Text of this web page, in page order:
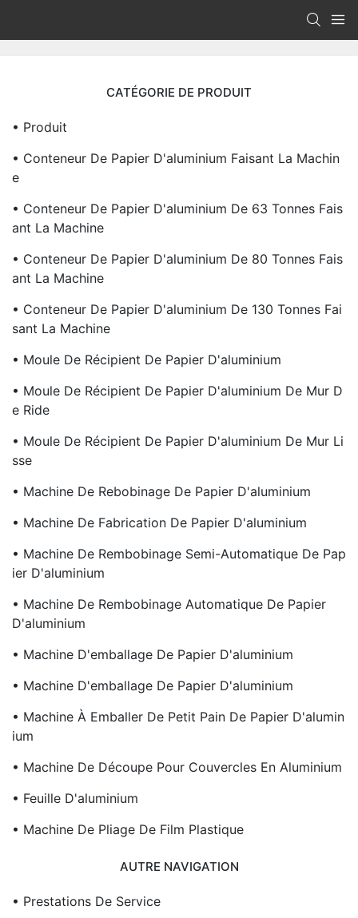
CATÉGORIE DE PRODUIT
• Produit
• Conteneur De Papier D'aluminium Faisant La Machin
E
• Conteneur De Papier D'aluminium De 63 Tonnes Fais
Ant La Machine
• Conteneur De Papier D'aluminium De 80 Tonnes Fais
Ant La Machine
• Conteneur De Papier D'aluminium De 130 Tonnes Fai
Sant La Machine
• Moule De Récipient De Papier D'aluminium
• Moule De Récipient De Papier D'aluminium De Mur D
E Ride
• Moule De Récipient De Papier D'aluminium De Mur Li
Sse
• Machine De Rebobinage De Papier D'aluminium
• Machine De Fabrication De Papier D'aluminium
• Machine De Rembobinage Semi-Automatique De Pap
Ier D'aluminium
• Machine De Rembobinage Automatique De Papier
D'aluminium
• Machine D'emballage De Papier D'aluminium
• Machine D'emballage De Papier D'aluminium
• Machine À Emballer De Petit Pain De Papier D'alumin
Ium
• Machine De Découpe Pour Couvercles En Aluminium
• Feuille D'aluminium
• Machine De Pliage De Film Plastique
AUTRE NAVIGATION
• Prestations De Service